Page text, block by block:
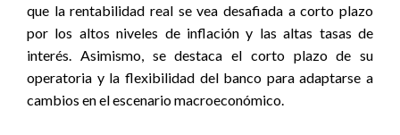
que la rentabilidad real se vea desafiada a corto plazo
por los altos niveles de inflación y las altas tasas de
interés. Asimismo, se destaca el corto plazo de su
operatoria y la flexibilidad del banco para adaptarse a
cambios en el escenario macroeconómico.